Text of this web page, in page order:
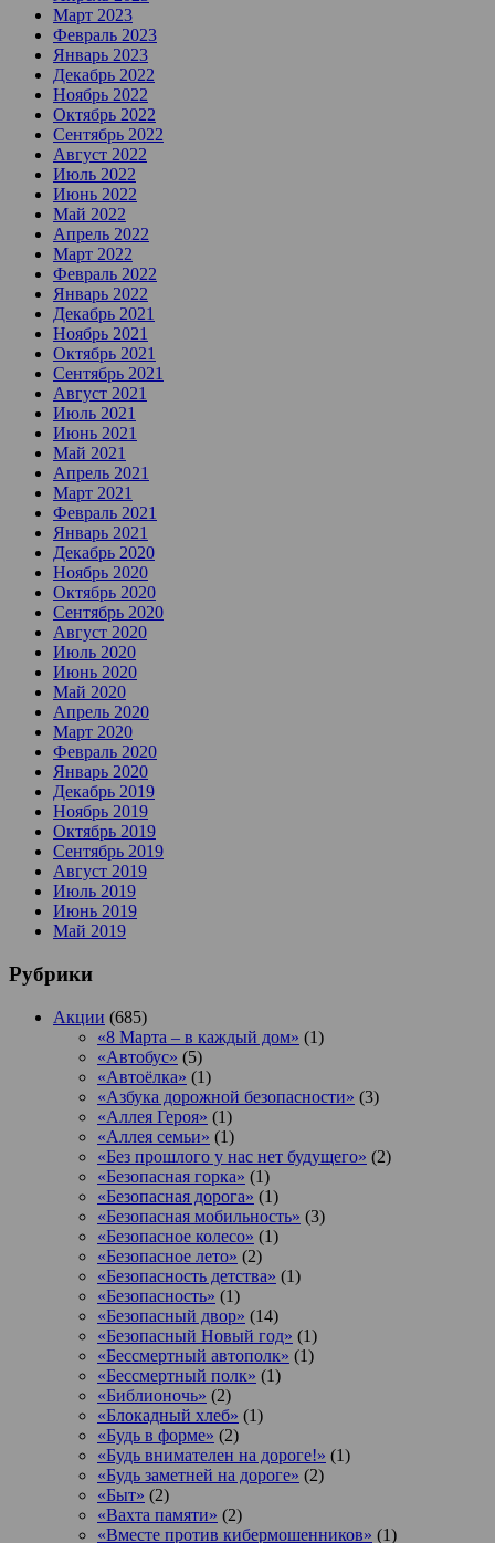
Март 2023
Февраль 2023
Январь 2023
Декабрь 2022
Ноябрь 2022
Октябрь 2022
Сентябрь 2022
Август 2022
Июль 2022
Июнь 2022
Май 2022
Апрель 2022
Март 2022
Февраль 2022
Январь 2022
Декабрь 2021
Ноябрь 2021
Октябрь 2021
Сентябрь 2021
Август 2021
Июль 2021
Июнь 2021
Май 2021
Апрель 2021
Март 2021
Февраль 2021
Январь 2021
Декабрь 2020
Ноябрь 2020
Октябрь 2020
Сентябрь 2020
Август 2020
Июль 2020
Июнь 2020
Май 2020
Апрель 2020
Март 2020
Февраль 2020
Январь 2020
Декабрь 2019
Ноябрь 2019
Октябрь 2019
Сентябрь 2019
Август 2019
Июль 2019
Июнь 2019
Май 2019
Рубрики
Акции (685)
«8 Марта – в каждый дом» (1)
«Автобус» (5)
«Автоёлка» (1)
«Азбука дорожной безопасности» (3)
«Аллея Героя» (1)
«Аллея семьи» (1)
«Без прошлого у нас нет будущего» (2)
«Безопасная горка» (1)
«Безопасная дорога» (1)
«Безопасная мобильность» (3)
«Безопасное колесо» (1)
«Безопасное лето» (2)
«Безопасность детства» (1)
«Безопасность» (1)
«Безопасный двор» (14)
«Безопасный Новый год» (1)
«Бессмертный автополк» (1)
«Бессмертный полк» (1)
«Библионочь» (2)
«Блокадный хлеб» (1)
«Будь в форме» (2)
«Будь внимателен на дороге!» (1)
«Будь заметней на дороге» (2)
«Быт» (2)
«Вахта памяти» (2)
«Вместе против кибермошенников» (1)